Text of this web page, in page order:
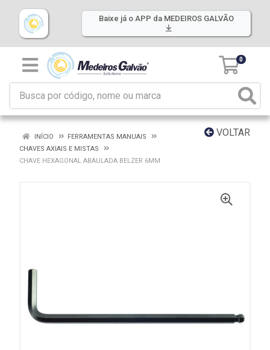
Baixe já o APP da MEDEIROS GALVÃO
0
VOLTAR
INÍCIO
FERRAMENTAS MANUAIS
CHAVES AXIAIS E MISTAS
CHAVE HEXAGONAL ABAULADA BELZER 6MM